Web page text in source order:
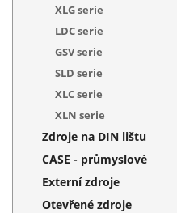
XLG serie
LDC serie
GSV serie
SLD serie
XLC serie
XLN serie
Zdroje na DIN lištu
CASE - průmyslové
Externí zdroje
Otevřené zdroje